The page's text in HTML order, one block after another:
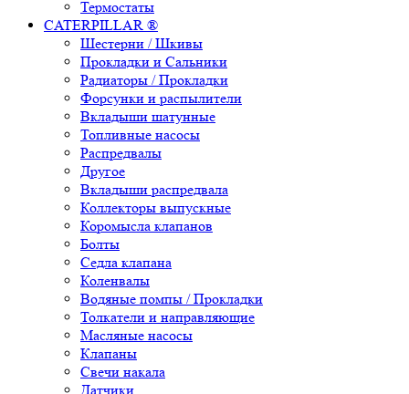
Термостаты
CATERPILLAR ®
Шестерни / Шкивы
Прокладки и Сальники
Радиаторы / Прокладки
Форсунки и распылители
Вкладыши шатунные
Топливные насосы
Распредвалы
Другое
Вкладыши распредвала
Коллекторы выпускные
Коромысла клапанов
Болты
Седла клапана
Коленвалы
Водяные помпы / Прокладки
Толкатели и направляющие
Масляные насосы
Клапаны
Свечи накала
Датчики